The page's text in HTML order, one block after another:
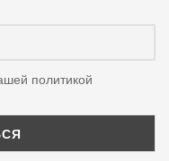
политикой